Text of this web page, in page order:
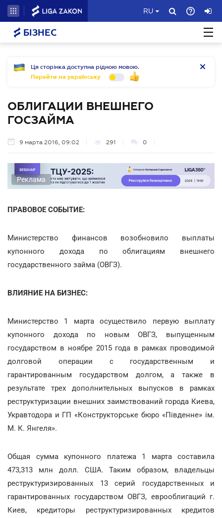
RU
БІЗНЕС
Ця сторінка доступна рідною мовою.
Перейти на українську
ОБЛИГАЦИИ ВНЕШНЕГО
ГОСЗАЙМА
9 марта 2016, 09:02 291 0
Реклама
ПРАВОВОЕ СОБЫТИЕ:
Министерство финансов возобновило выплаты
купонного дохода по облигациям внешнего
государственного займа (ОВГЗ).
ВЛИЯНИЕ НА БИЗНЕС:
Министерство 1 марта осуществило первую выплату
купонного дохода по новым ОВГЗ, выпущенным
государством в ноябре 2015 года в рамках проводимой
долговой операции с государственным и
гарантированным государством долгом, а также в
результате трех дополнительных выпусков в рамках
реструктуризации внешних заимствований города Киева,
Укравтодора и ГП «Конструкторське бюро «Південне» ім.
М. К. Янгеля».
Общая сумма купонного платежа 1 марта составила
473,313 млн долл. США. Таким образом, владельцы
реструктуризированных 13 серий государственных и
гарантированных государством ОВГЗ, еврооблигаций г.
Киев, кредиторы реструктуризированных кредитов